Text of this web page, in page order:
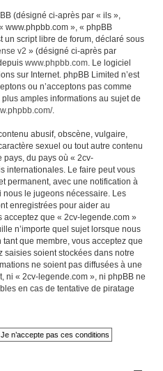
(désigné ci-après par « ils »,
www.phpbb.com », « phpBB
un script libre de forum, déclaré sous
v2 » (désigné ci-après par
www.phpbb.com. Le logiciel
sur Internet. phpBB Limited n’est
ou n’acceptons pas comme
amples informations au sujet de
.
abusif, obscène, vulgaire,
sexuel ou tout autre contenu
pays, du pays où « 2cv-
internationales. Le faire peut vous
permanent, avec une notification à
nous le jugeons nécessaire. Les
enregistrées pour aider au
acceptez que « 2cv-legende.com »
n’importe quel sujet lorsque nous
que membre, vous acceptez que
saisies soient stockées dans notre
ne soient pas diffusées à une
ni « 2cv-legende.com », ni phpBB ne
en cas de tentative de piratage